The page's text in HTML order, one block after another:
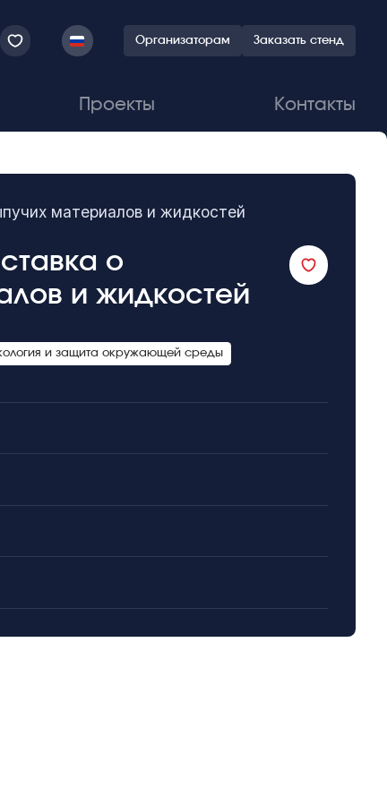
Организаторам Заказать стенд
Проекты Контакты
материалов и жидкостей
о
и жидкостей
и защита окружающей среды